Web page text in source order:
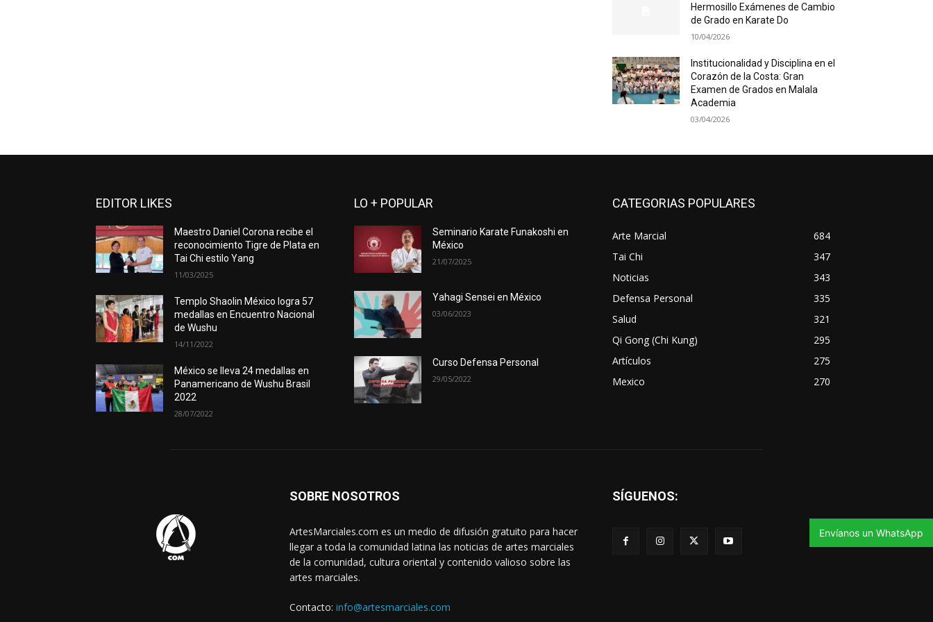
Hermosillo Exámenes de Cambio
de Grado en Karate Do
10/04/2026
Institucionalidad y Disciplina en el
Corazón de la Costa: Gran
Examen de Grados en Malala
Academia
03/04/2026
EDITOR LIKES
Maestro Daniel Corona recibe el
reconocimiento Tigre de Plata en
Tai Chi estilo Yang
11/03/2025
Templo Shaolin México logra 57
medallas en Encuentro Nacional
de Wushu
14/11/2022
México se lleva 24 medallas en
Panamericano de Wushu Brasil
2022
28/07/2022
LO + POPULAR
Seminario Karate Funakoshi en
México
21/07/2025
Yahagi Sensei en México
03/06/2023
Curso Defensa Personal
29/05/2022
CATEGORIAS POPULARES
Arte Marcial
684
Tai Chi
347
Noticias
343
Defensa Personal
335
Salud
321
Qi Gong (Chi Kung)
295
Artículos
275
Mexico
270
SOBRE NOSOTROS
ArtesMarciales.com es un medio de difusión gratuito para hacer
llegar a toda la comunidad latina las noticias de artes marciales
de la comunidad, cultura oriental y contenido valioso sobre las
artes marciales.
Contacto: info@artesmarciales.com
SÍGUENOS:
Envíanos un WhatsApp